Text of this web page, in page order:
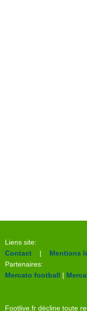
Liens site:
Contact | Mentions
Partenaires:
Mercato football |
Footlive.fr décline toute